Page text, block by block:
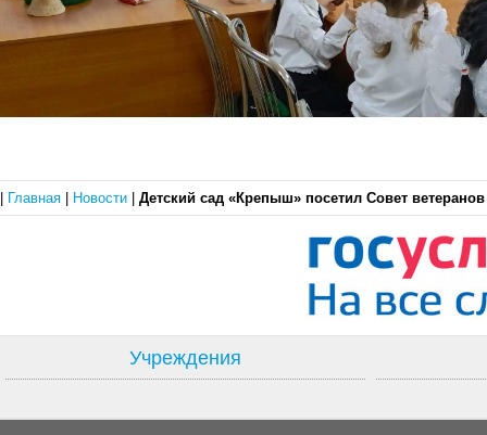
Главная Новости Детский сад «Крепыш» посетил Совет ветеранов
Учреждения